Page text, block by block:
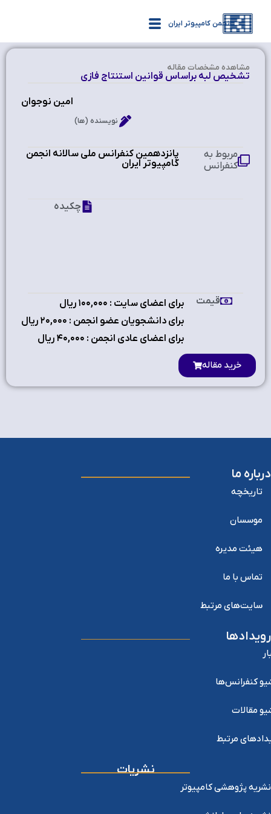
انجمن کامپیوتر ایران
مشاهده‌ مشخصات مقاله
تشخیص لبه براساس قوانین استنتاج فازی
امین نوجوان
نویسنده (ها)
پانزدهمین کنفرانس ملی سالانه انجمن
کامپیوتر ایران
مربوط به
کنفرانس
چکیده
برای اعضای سایت : ۱٠٠,٠٠٠ ریال
برای دانشجویان عضو انجمن : ۲٠,٠٠٠ ریال
برای اعضای عادی انجمن : ۴٠,٠٠٠ ریال
قیمت
خرید مقاله
درباره ما
تاریخچه
موسسان
هیئت مدیره
تماس با ما
سایت‌های مرتبط
رویدادها
کنفرانس‌ها
مقالات
مرتبط
نشریات
نشریه پژوهشی کامپیوتر